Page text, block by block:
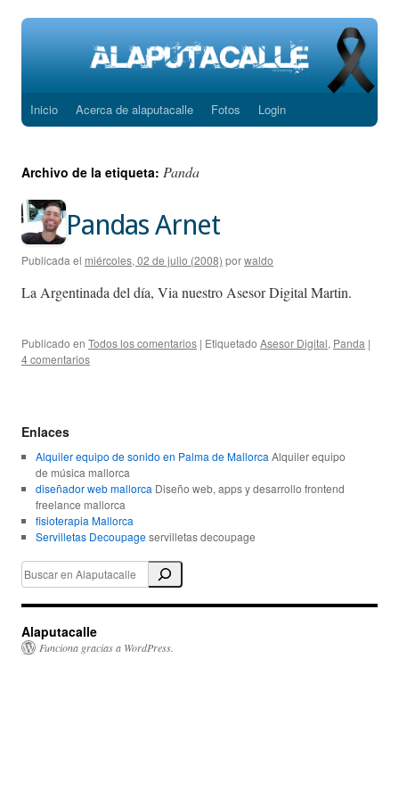
Saltar
contenido
Inicio Acerca de alaputacalle Fotos Login
Archivo de la etiqueta: Panda
Pandas Arnet
Publicada el miércoles, 02 de julio (2008) porwaldo
La Argentinada del día, Via nuestro Asesor Digital Martin.
Publicado en Todos los comentarios | Etiquetado Asesor Digital, Panda |
4 comentarios
Enlaces
Alquiler equipo de sonido en Palma de Mallorca Alquiler equipo
de música mallorca
diseñador web mallorca Diseño web, apps y desarrollo frontend
freelance mallorca
fisioterapia Mallorca
Servilletas Decoupageservilletas decoupage
Alaputacalle
Funciona gracias a WordPress.